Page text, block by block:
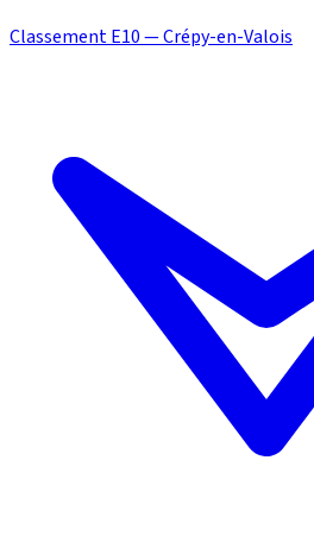
Classement E10 — Crépy-en-Valois